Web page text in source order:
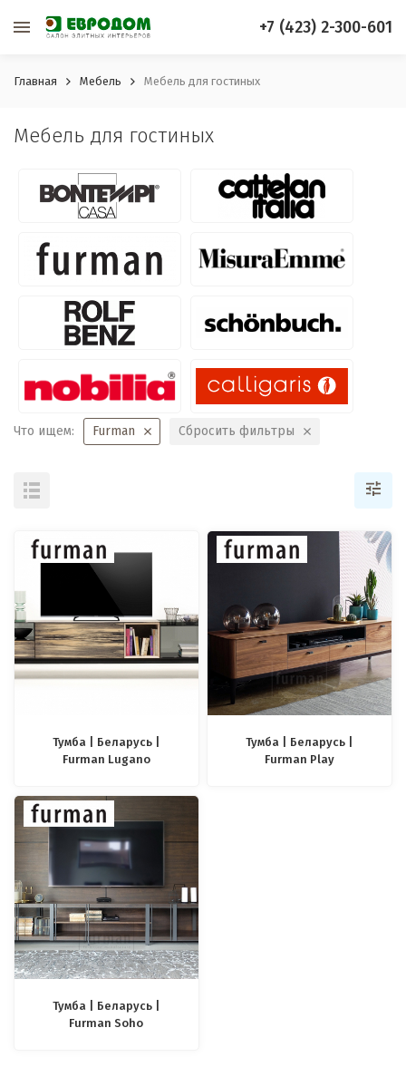
+7 (423) 2-300-601
Главная Мебель Мебель для гостиных
Мебель для гостиных
Что ищем: Furman Сбросить фильтры
Тумба | Беларусь |
Furman Lugano
Тумба | Беларусь |
Furman Play
Тумба | Беларусь |
Furman Soho